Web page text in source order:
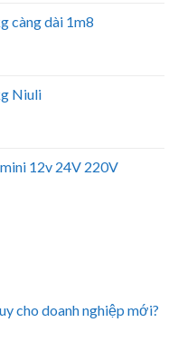
càng dài 1m8
Niuli
12v 24V 220V
cho doanh nghiệp mới?